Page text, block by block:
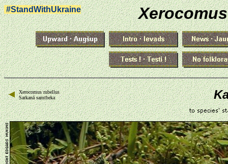
#StandWithUkraine
Xerocomus rubellus
Sarkanā samtbeka